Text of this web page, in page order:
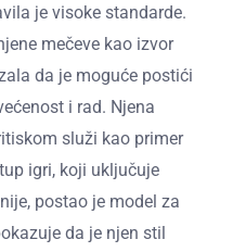
je visoke standarde.
mečeve kao izvor
da je moguće postići
i rad. Njena
služi kao primer
igri, koji uključuje
postao je model za
da je njen stil